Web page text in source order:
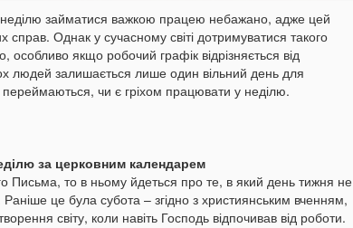
займатися важкою працею небажано, адже цей
Однак у сучасному світі дотримуватися такого
якщо робочий графік відрізняється від
людей залишається лише один вільний день для
чи є гріхом працювати у неділю.
за церковним календарем
Письма, то в ньому йдеться про те, в який день тижня не
це була субота – згідно з християнським вченням,
світу, коли навіть Господь відпочивав від роботи.